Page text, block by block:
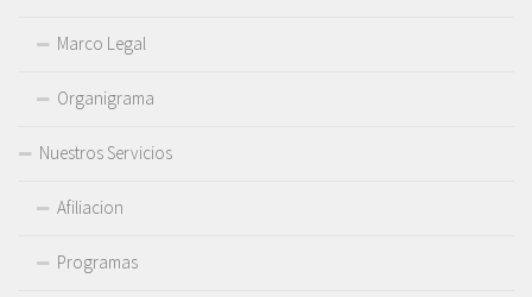
Marco Legal
Organigrama
Nuestros Servicios
Afiliacion
Programas